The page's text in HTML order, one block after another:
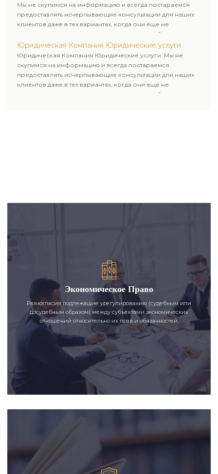
Мы не скупимся на информацию и всегда постараемся
предоставлять исчерпывающие консультации для наших
клиентов даже в тех вариантах, когда они еще не
пользовались юридическими услугами нашей компании.
Юридическая Компания Юридические услуги
Юридическая Компания Юридические услуги. Мы не
скупимся на информацию и всегда постараемся
предоставлять исчерпывающие консультации для наших
клиентов даже в тех вариантах, когда они еще не
пользовались юридическими услугами нашей компании.
Экономическое Право
Разногласия подлежащие урегулированию (судебным или
досудебным образом) между субъектами экономических
отношений относительно их прав и обязанностей.